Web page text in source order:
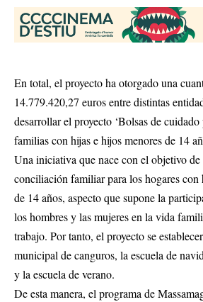
En total, el proyecto ha otorgado una
14.779.420,27 euros entre distintas
desarrollar el proyecto ‘Bolsas de
familias con hijas e hijos menores de 14
Una iniciativa que nace con el objetivo de
conciliación familiar para los hogares con
de 14 años, aspecto que supone la
los hombres y las mujeres en la vida
trabajo. Por tanto, el proyecto se
municipal de canguros, la escuela de
y la escuela de verano.
De esta manera, el programa de